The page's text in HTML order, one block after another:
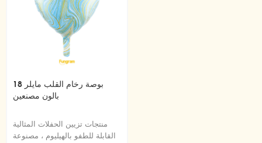
18 بوصة رخام القلب مايلر
بالون مصنعين
منتجات تزيين الحفلات المثالية
القابلة للطفو بالهيليوم ، مصنوعة